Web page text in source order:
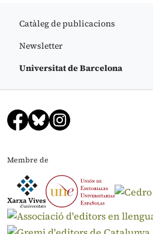
Catàleg de publicacions
Newsletter
Universitat de Barcelona
Membre de